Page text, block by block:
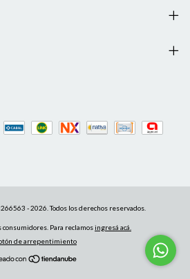
- 2026. Todos los derechos reservados.
consumidores. Para reclamosingresá acá.
de arrepentimiento